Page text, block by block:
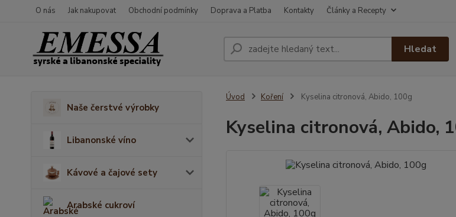
O nás Jak nakupovat Obchodní podmínky Doprava a Platba Kontakty Články a Recepty
Hledat
Naše čerstvé výrobky
Libanonské víno
Kávové a čajové sety
Arabské cukroví
Úvod Koření Kyselina citronová, Abido, 100g
Kyselina citronová, Abido,